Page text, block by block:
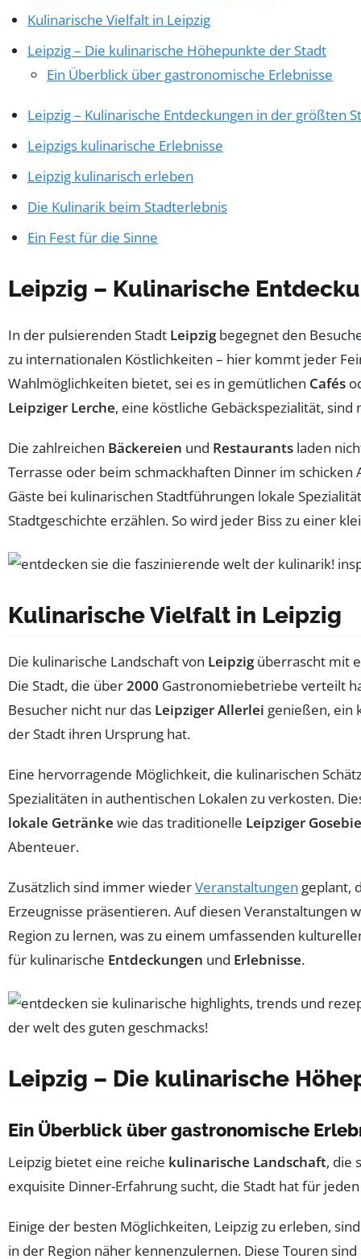
Kulinarische Vielfalt in Leipzig
Leipzig – Die kulinarische Höhepunkte der Stadt
Ein Überblick über gastronomische Erlebnisse
Leipzig – Kulinarische Entdeckungen in der größten
Leipzigs kulinarische Erlebnisse
Leipzig kulinarisch erleben
Die Kulinarik beim Stadterlebnis
Ein Fest für die Sinne
Leipzig – Kulinarische
In der pulsierenden Stadt Leipzigbegegnet den
zu internationalen Köstlichkeiten – hier kommt jeder
Wahlmöglichkeiten bietet, sei es in gemütlichen Cafés
Leipziger Lerche, eine köstliche Gebäckspezialität,
Die zahlreichen Bäckereien und Restaurants laden
Terrasse oder beim schmackhaften Dinner im
Gäste bei kulinarischen Stadtführungen lokale
Stadtgeschichte erzählen. So wird jeder Biss zu einer
Kulinarische Vielfalt in Leipzig
Die kulinarische Landschaft von Leipzigüberrascht mit
Die Stadt, die über2000 Gastronomiebetriebe verteilt
Besucher nicht nur das Leipziger Allerlei genießen, ein
der Stadt ihren Ursprung hat.
Eine hervorragende Möglichkeit, die kulinarischen
Spezialitäten in authentischen Lokalen zu verkosten.
lokale Getränke wie das traditionelle Leipziger
Abenteuer.
Zusätzlich sind immer wiederVeranstaltungen geplant,
Erzeugnisse präsentieren. Auf diesen
Region zu lernen, was zu einem umfassenden
für kulinarische Entdeckungen und Erlebnisse.
Leipzig – Die kulinarische
Ein Überblick über gastronomische
Leipzig bietet eine reiche kulinarische Landschaft, die
exquisite Dinner-Erfahrung sucht, die Stadt hat für
Einige der besten Möglichkeiten, Leipzig zu erleben,
in der Region näher kennenzulernen. Diese Touren